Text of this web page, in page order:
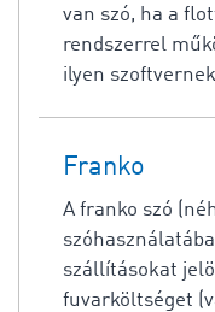
van szó, ha a
rendszerrel
ilyen
Franko
A franko szó
szállításokat
fuvarköltséget